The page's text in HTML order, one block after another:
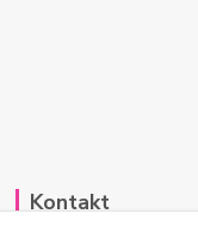
Kontakt